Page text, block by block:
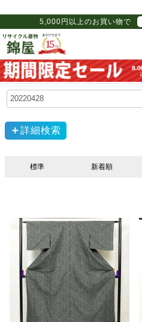
5,000円以上のお買い物で
詳細検索
標準 新着順